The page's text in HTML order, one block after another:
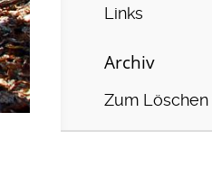
Links
Archiv
Zum Löschen